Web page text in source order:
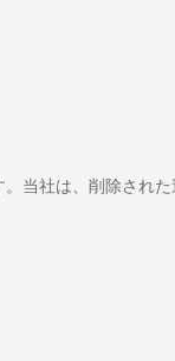
当社は、削除された